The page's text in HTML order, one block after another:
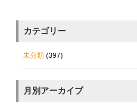
カテゴリー
未分類 (397)
月別アーカイブ